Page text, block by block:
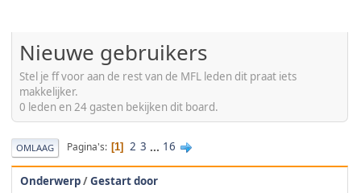
Nieuwe gebruikers
Stel je ff voor aan de rest van de MFL leden dit praat iets
makkelijker.
0 leden en 24 gasten bekijken dit board.
OMLAAG Pagina's 1 2 3 ... 16
Onderwerp/Gestart door